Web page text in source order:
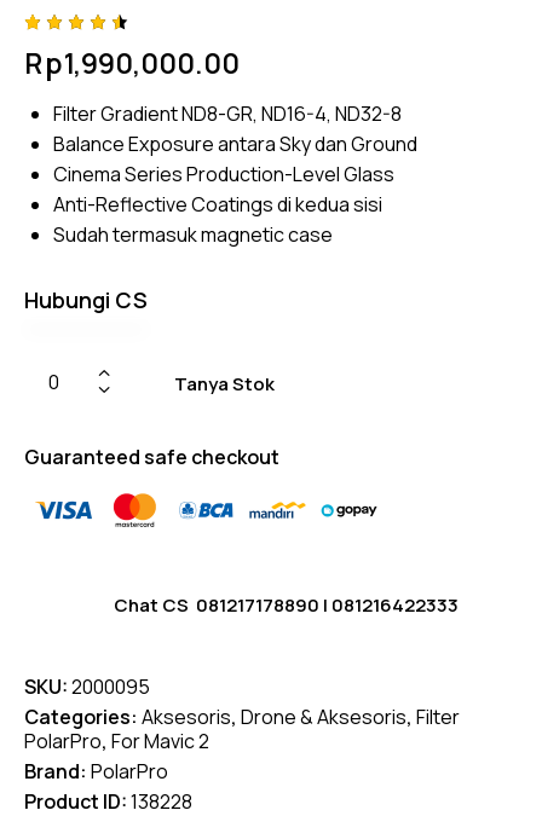
4.50
out of
based
custom
ratings
Rp1,990,000.00
Filter Gradient ND8-GR, ND16-4, ND32-8
Balance Exposure antara Sky dan Ground
Cinema Series Production-Level Glass
Anti-Reflective Coatings di kedua sisi
Sudah termasukmagnetic case
Hubungi CS
Tanya Stok
Guaranteed safe checkout
Chat CS 081217178890 | 081216422333
SKU:2000095
Categories: Aksesoris, Drone & Aksesoris, Filter
PolarPro, For Mavic 2
Brand: PolarPro
Product ID:138228